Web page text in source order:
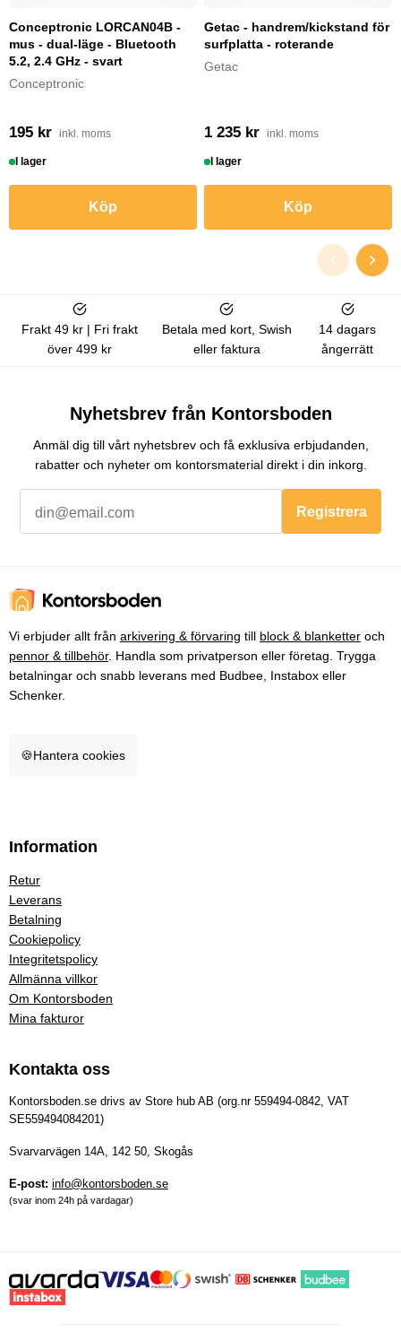
Conceptronic LORCAN04B -
mus - dual-läge - Bluetooth
5.2, 2.4 GHz - svart
Conceptronic
195 kr inkl. moms
I lager
Köp
Getac - handrem/kickstand för
surfplatta - roterande
Getac
1 235 kr inkl. moms
I lager
Köp
Frakt 49 kr | Fri frakt
över 499 kr
Betala med kort, Swish
eller faktura
14 dagars
ångerrätt
Nyhetsbrev från Kontorsboden
Anmäl dig till vårt nyhetsbrev och få exklusiva erbjudanden,
rabatter och nyheter om kontorsmaterial direkt i din inkorg.
Registrera
Vi erbjuder allt från arkivering & förvaring till block & blanketter och
pennor & tillbehör. Handla som privatperson eller företag. Trygga
betalningar och snabb leverans med Budbee, Instabox eller
Schenker.
🍪Hantera cookies
Information
Retur
Leverans
Betalning
Cookiepolicy
Integritetspolicy
Allmänna villkor
Om Kontorsboden
Mina fakturor
Kontakta oss
Kontorsboden.se drivs av Store hub AB (org.nr 559494-0842, VAT
SE559494084201)
Svarvarvägen 14A, 142 50, Skogås
E-post: info@kontorsboden.se
(svar inom 24h på vardagar)